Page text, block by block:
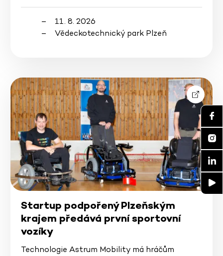
11. 8. 2026
Vědeckotechnický park Plzeň
Startup podpořený Plzeňským
krajem předává první sportovní
vozíky
Technologie Astrum Mobility má hráčům